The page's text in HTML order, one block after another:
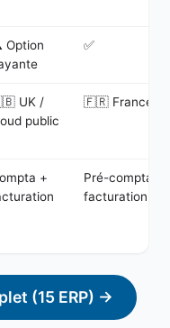
✅
UK /
public
🇫🇷 France
+
Pré-compta +
facturation
(15 ERP) →